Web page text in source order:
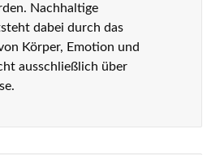
Nachhaltige
dabei durch das
Körper, Emotion und
ausschließlich über